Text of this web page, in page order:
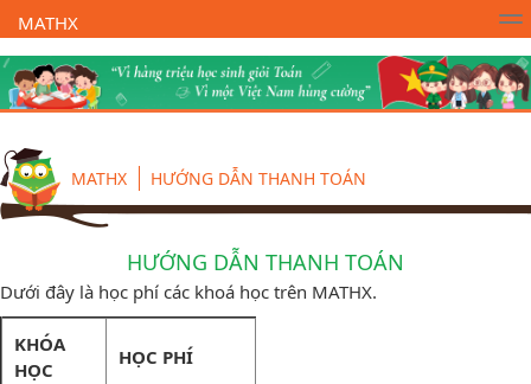
MATHX
Trường Toán Online MATHX Học toán - Lớp 1
MATHX HƯỚNG DẪN THANH TOÁN
HƯỚNG DẪN THANH TOÁN
Dưới đây là học phí các khoá học trên MATHX.
KHÓA
HỌC
HỌC PHÍ